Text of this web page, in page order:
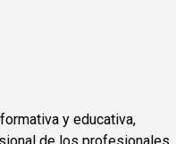
y educativa,